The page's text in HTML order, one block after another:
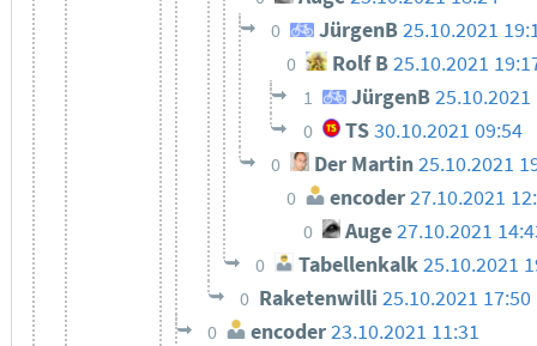
0 JürgenB25.10.2021
0 Rolf B25.10.2021
1 JürgenB 25.10.2021
0 TS30.10.2021 09:54
0 Der Martin25.10.2021
0 encoder27.10.2021
0 Auge27.10.2021
0 Tabellenkalk25.10.2021
0 Raketenwilli 25.10.2021 17:50
0 encoder23.10.2021 11:31